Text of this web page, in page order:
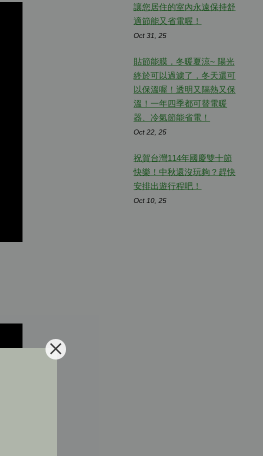
讓您居住的室內永遠保持舒
適節能又省電喔！
Oct 31, 25
貼節能膜，冬暖夏涼~ 陽光
終於可以過濾了，冬天還可
以保溫喔！透明又隔熱又保
溫！一年四季都可替電暖
器、冷氣節能省電！
Oct 22, 25
祝賀台灣114年國慶雙十節
快樂！中秋還沒玩夠？趕快
安排出遊行程吧！
Oct 10, 25